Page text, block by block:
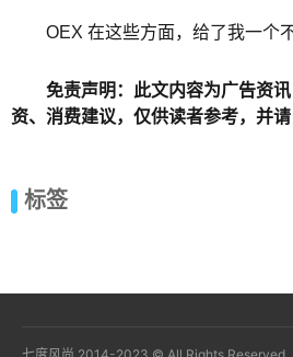
OEX 在这些方面，给了我一个
免责声明：此文内容为广告资
资、消费建议，仅供读者参考，并请
标签